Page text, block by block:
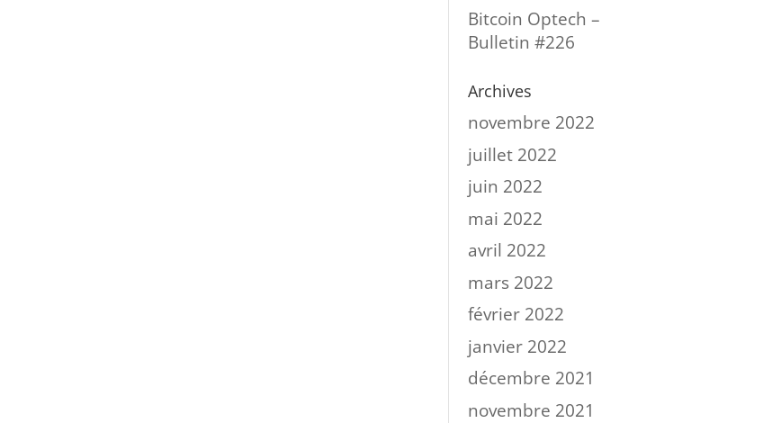
Bitcoin Optech –
Bulletin #226
Archives
novembre 2022
juillet 2022
juin 2022
mai 2022
avril 2022
mars 2022
février 2022
janvier 2022
décembre 2021
novembre 2021